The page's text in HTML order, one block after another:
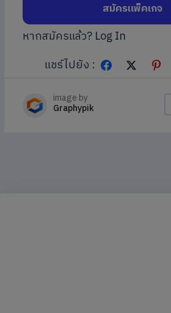
สมัครแพ็คเกจ
หากสมัครแล้ว? Log In
แชร์ไปยัง :
image by
Graphypik